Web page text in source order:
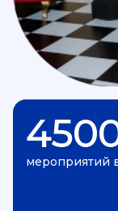
мероприятий